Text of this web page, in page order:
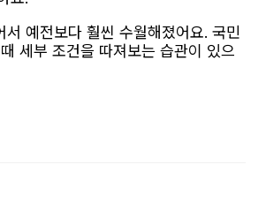
예전보다 훨씬 수월해졌어요. 국민
세부 조건을 따져보는 습관이 있으